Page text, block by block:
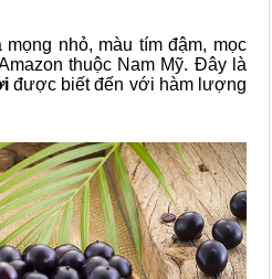
nhỏ, màu tím đậm, mọc
thuộc Nam Mỹ. Đây là
được biết đến với hàm lượng